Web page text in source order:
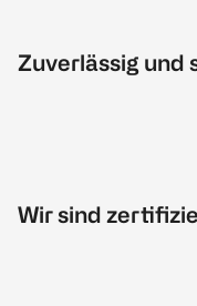
Zuverlässig und
Wir sind